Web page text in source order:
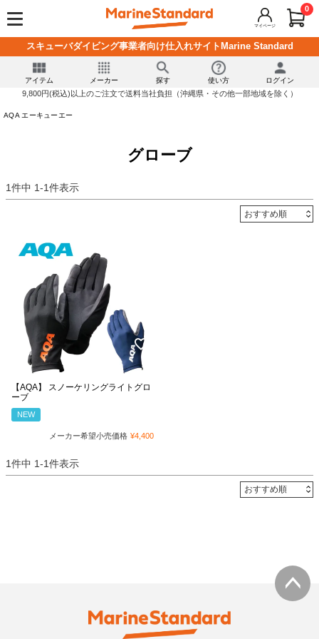
マイページ
0
スキューバダイビング事業者向け仕入れサイトMarine Standard
アイテム メーカー 探す 使い方 ログイン
9,800円(税込)以上のご注文で送料当社負担（沖縄県・その他一部地域を除く）
AQA エーキューエー
グローブ
1件中 1-1件表示
【AQA】 スノーケリングライトグロ
ーブ
NEW
メーカー希望小売価格 ¥4,400
1件中 1-1件表示